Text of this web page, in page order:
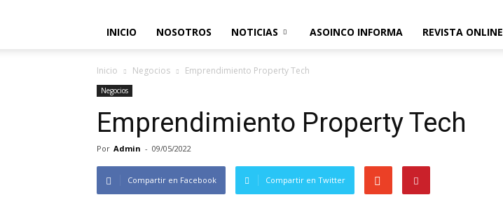
INICIO NOSOTROS NOTICIAS ASOINCO INFORMA REVISTA ONLINE
Inicio Negocios Emprendimiento Property Tech
Negocios
Emprendimiento Property Tech
Por Admin - 09/05/2022
Compartir en Facebook Compartir en Twitter